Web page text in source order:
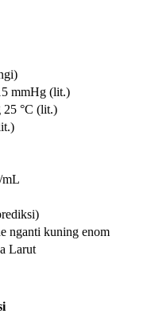
mmHg (lit.)
25 °C (lit.)
mL
nganti kuning enom
Larut